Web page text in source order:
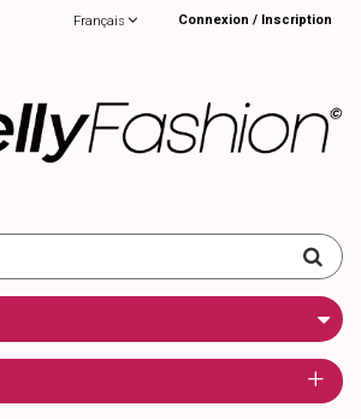
Connexion / Inscription
Français